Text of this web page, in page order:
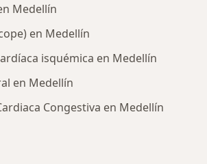
Medellín
en Medellín
isquémica en Medellín
en Medellín
Congestiva en Medellín